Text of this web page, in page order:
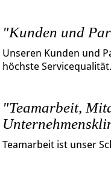
"Kunden und
Unseren Kunden und
höchste Servicequalität.
"Teamarbeit,
Teamarbeit ist unser